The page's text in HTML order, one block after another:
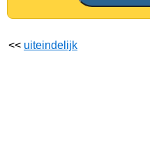
<< uiteindelijk